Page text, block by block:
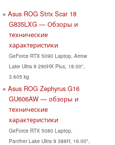
Asus ROG Strix Scar 18
G835LXG — Обзоры и
технические
характеристики
GeForce RTX 5090 Laptop, Arrow
Lake Ultra 9 290HX Plus, 18.00",
3.605 kg
Asus ROG Zephyrus G16
GU606AW — обзоры и
технические
характеристики
GeForce RTX 5080 Laptop,
Panther Lake Ultra 9 386H, 16.00",